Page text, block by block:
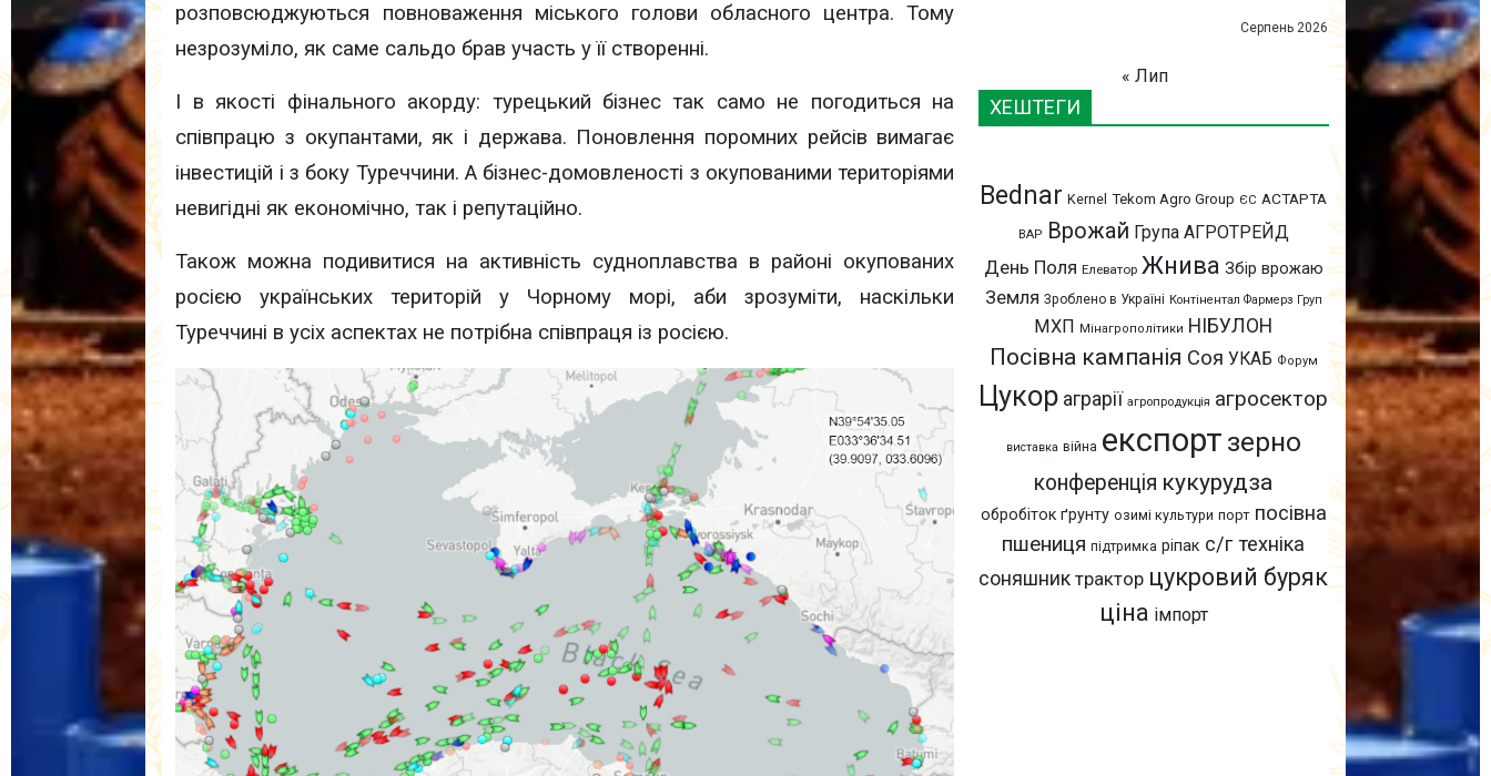
Серпень 2026
« Лип
ХЕШТЕГИ
Bednar Kernel Tekom Agro Group ЄС АСТАРТА
ВАР Врожай Група АГРОТРЕЙД
День Поля Елеватор Жнива Збір врожаю
Земля Зроблено в Україні Контінентал Фармерз Груп
МХП Мінагрополітики НІБУЛОН
Посівна кампанія Соя УКАБ Форум
Цукор аграрії агропродукція агросектор
виставка війна експорт зерно
конференція кукурудза
обробіток ґрунту озимі культури порт посівна
пшениця підтримка ріпак с/г техніка
соняшник трактор цукровий буряк
ціна імпорт
розповсюджуються повноваження міського голови обласного центра. Тому
незрозуміло, як саме сальдо брав участь у її створенні.
І в якості фінального акорду: турецький бізнес так само не погодиться на
співпрацю з окупантами, як і держава. Поновлення поромних рейсів вимагає
інвестицій і з боку Туреччини. А бізнес-домовленості з окупованими територіями
невигідні як економічно, так і репутаційно.
Також можна подивитися на активність судноплавства в районі окупованих
росією українських територій у Чорному морі, аби зрозуміти, наскільки
Туреччині в усіх аспектах не потрібна співпраця із росією.